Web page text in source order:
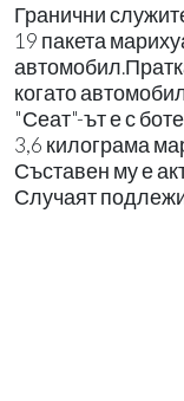
Гранични
19 пакета
когато
"Сеат"-ът е с
3,6 килограма
Съставен му е
Случаят